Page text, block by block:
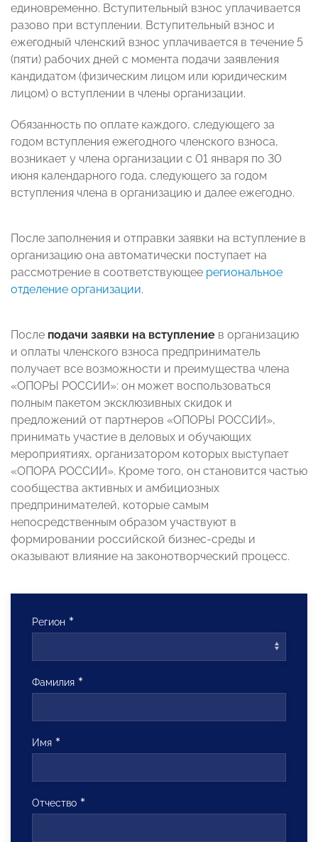
единовременно. Вступительный взнос уплачивается
разово при вступлении. Вступительный взнос и
ежегодный членский взнос уплачивается в течение 5
(пяти) рабочих дней с момента подачи заявления
кандидатом (физическим лицом или юридическим
лицом) о вступлении в члены организации.
Обязанность по оплате каждого, следующего за
годом вступления ежегодного членского взноса,
возникает у члена организации с 01 января по 30
июня календарного года, следующего за годом
вступления члена в организацию и далее ежегодно.
После заполнения и отправки заявки на вступление в
организацию она автоматически поступает на
рассмотрение в соответствующее региональное
отделение организации.
После подачи заявки на вступление в организацию
и оплаты членского взноса предприниматель
получает все возможности и преимущества члена
«ОПОРЫ РОССИИ»: он может воспользоваться
полным пакетом эксклюзивных скидок и
предложений от партнеров «ОПОРЫ РОССИИ»,
принимать участие в деловых и обучающих
мероприятиях, организатором которых выступает
«ОПОРА РОССИИ». Кроме того, он становится частью
сообщества активных и амбициозных
предпринимателей, которые самым
непосредственным образом участвуют в
формировании российской бизнес-среды и
оказывают влияние на законотворческий процесс.
Регион
Фамилия
Имя
Отчество